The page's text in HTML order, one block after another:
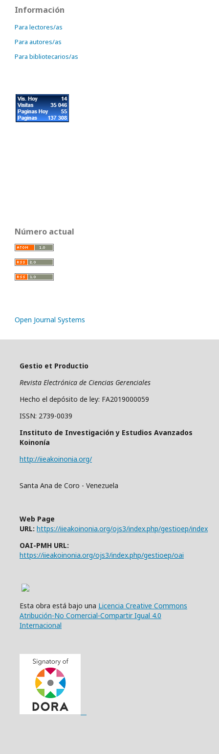
Información
Para lectores/as
Para autores/as
Para bibliotecarios/as
Número actual
Open Journal Systems
Gestio et Productio
Revista Electrónica de Ciencias Gerenciales
Hecho el depósito de ley: FA2019000059
ISSN: 2739-0039
Instituto de Investigación y Estudios Avanzados
Koinonía
http://iieakoinonia.org/
Santa Ana de Coro - Venezuela
Web Page
URL: https://iieakoinonia.org/ojs3/index.php/gestioep/index
OAI-PMH URL:
https://iieakoinonia.org/ojs3/index.php/gestioep/oai
Esta obra está bajo una Licencia Creative Commons
Atribución-No Comercial-Compartir Igual 4.0
Internacional